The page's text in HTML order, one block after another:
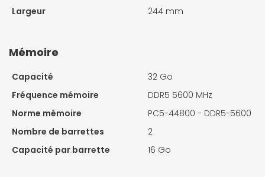
Largeur
244 mm
Mémoire
Capacité
32 Go
Fréquence mémoire
DDR5 5600 MHz
Norme mémoire
PC5-44800 - DDR5-5600
Nombre de barrettes
2
Capacité par barrette
16 Go